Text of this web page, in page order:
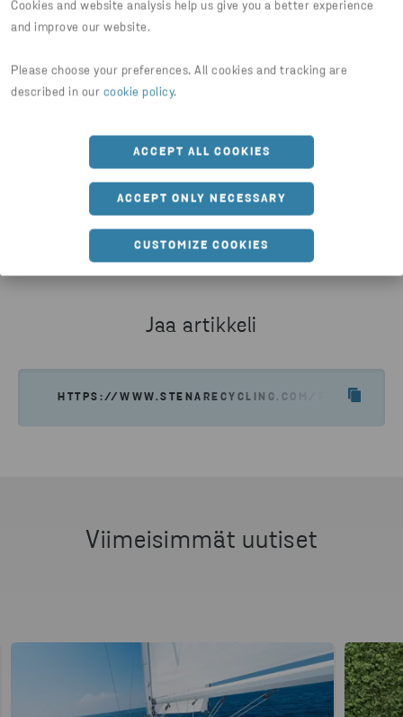
Cookies and website analysis help us give you a better experience
and improve our website.
Please choose your preferences. All cookies and tracking are
described in our cookie policy.
ACCEPT ALL COOKIES
ACCEPT ONLY NECESSARY
CUSTOMIZE COOKIES
Voit rekisteröityä messuille mukaan oheisen
kutsun kautta ilmaiseksi.
REKISTERÖIDY
KATSO OHJELMA JA LUE LISÄTIETOJA
MESSUISTA
LUE LISÄÄ
Jaa artikkeli
HTTPS://WWW.STENARECYCLING.COM/FI/
Viimeisimmät uutiset